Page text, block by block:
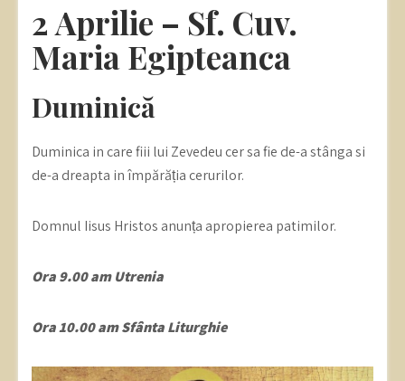
2 Aprilie – Sf. Cuv.
Maria Egipteanca
Duminică
Duminica in care fiii lui Zevedeu cer sa fie de-a stânga si
de-a dreapta in împărăția cerurilor.
Domnul Iisus Hristos anunța apropierea patimilor.
Ora 9.00 am Utrenia
Ora 10.00 am Sfânta Liturghie